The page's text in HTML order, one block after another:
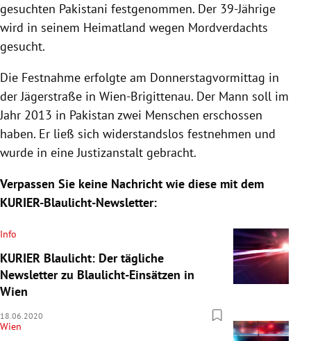
gesuchten Pakistani festgenommen. Der 39-Jährige
wird in seinem Heimatland wegen Mordverdachts
gesucht.
Die Festnahme erfolgte am Donnerstagvormittag in
der Jägerstraße in Wien-Brigittenau. Der Mann soll im
Jahr 2013 in Pakistan zwei Menschen erschossen
haben. Er ließ sich widerstandslos festnehmen und
wurde in eine Justizanstalt gebracht.
Verpassen Sie keine Nachricht wie diese mit dem
KURIER-Blaulicht-Newsletter:
Info
KURIER Blaulicht: Der tägliche
Newsletter zu Blaulicht-Einsätzen in
Wien
18.06.2020
Wien